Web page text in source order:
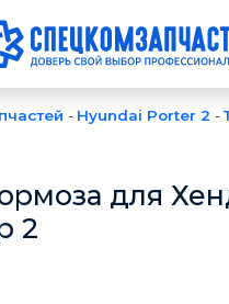
- Hyundai Porter 2 -
для
2